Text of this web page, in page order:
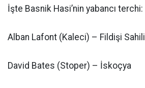
İşte Basnik Hasi’nin yabancı terchi:
Alban Lafont (Kaleci) – Fildişi Sahili
David Bates (Stoper) – İskoçya